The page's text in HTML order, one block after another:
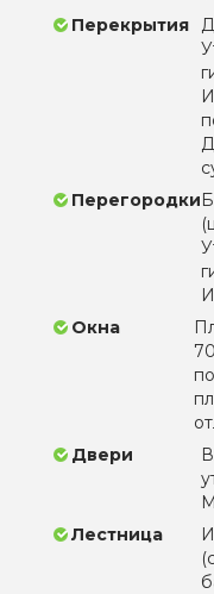
Перекрытия
Перегородки
Окна
Двери
Лестница